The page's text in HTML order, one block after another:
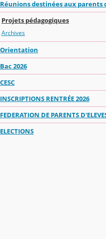
Réunions destinées aux parents
Projets pédagogiques
Archives
Orientation
Bac 2026
CESC
INSCRIPTIONS RENTRÉE 2026
FEDERATION DE PARENTS
ELECTIONS